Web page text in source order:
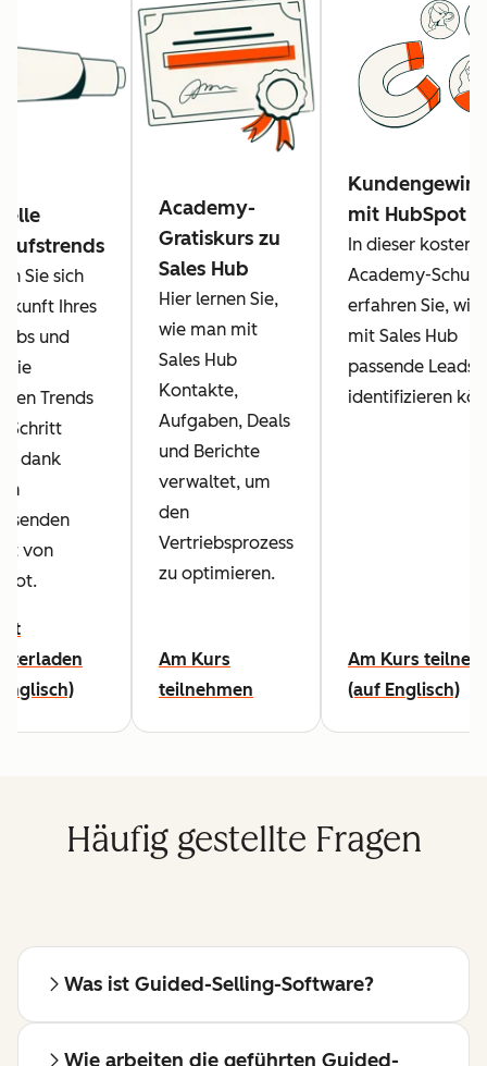
Sie sich
Ihres
und
Sie
Trends
Schritt
dank
von
Academy-
Gratiskurs zu
Sales Hub
Hier lernen Sie,
wie man mit
Sales Hub
Kontakte,
Aufgaben, Deals
und Berichte
verwaltet, um
den
Vertriebsprozess
zu optimieren.
Am Kurs
teilnehmen
mit HubSpot
In dieser
Academy-
erfahren Sie, wie
mit Sales Hub
passende Leads
identifizieren
Am Kurs
(auf Englisch)
Häufig gestellte Fragen
Was ist Guided-Selling-Software?
Wie arbeiten die geführten Guided-